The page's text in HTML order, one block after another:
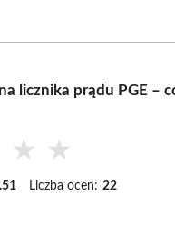
licznika prądu PGE –
★ ★
Liczba ocen: 22